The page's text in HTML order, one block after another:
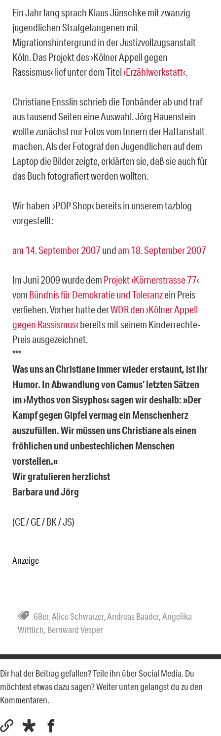
Ein Jahr lang sprach Klaus Jünschke mit zwanzig
jugendlichen Strafgefangenen mit
Migrationshintergrund in der Justizvollzugsanstalt
Köln. Das Projekt des ›Kölner Appell gegen
Rassismus‹ lief unter dem Titel›Erzählwerkstatt‹.
Christiane Ensslin schrieb die Tonbänder ab und traf
aus tausend Seiten eine Auswahl. Jörg Hauenstein
wollte zunächst nur Fotos vom Innern der Haftanstalt
machen. Als der Fotograf den Jugendlichen auf dem
Laptop die Bilder zeigte, erklärten sie, daß sie auch für
das Buch fotografiert werden wollten.
Wir haben ›POP Shop‹ bereits in unserem tazblog
vorgestellt:
am 14. September 2007 undam 18. September 2007
Im Juni 2009 wurde dem Projekt ›Körnerstrasse 77‹
vom Bündnis für Demokratie und Toleranzein Preis
verliehen. Vorher hatte derWDR den ›Kölner Appell
gegen Rassismus‹ bereits mit seinem Kinderrechte-
Preis ausgezeichnet.
***
Was uns an Christiane immer wieder erstaunt, ist ihr
Humor. In Abwandlung von Camus‘ letzten Sätzen
im ›Mythos von Sisyphos‹ sagen wir deshalb: »Der
Kampf gegen Gipfel vermag ein Menschenherz
auszufüllen. Wir müssen uns Christiane als einen
fröhlichen und unbestechlichen Menschen
vorstellen.«
Wir gratulieren herzlichst
Barbara und Jörg
(CE / GE / BK / JS)
Anzeige
68er,Alice Schwarzer,Andreas Baader,Angelika
Wittlich, Bernward Vesper
Dir hat der Beitrag gefallen? Teile ihn über Social Media. Du
möchtest etwas dazu sagen? Weiter unten gelangst du zu den
Kommentaren.